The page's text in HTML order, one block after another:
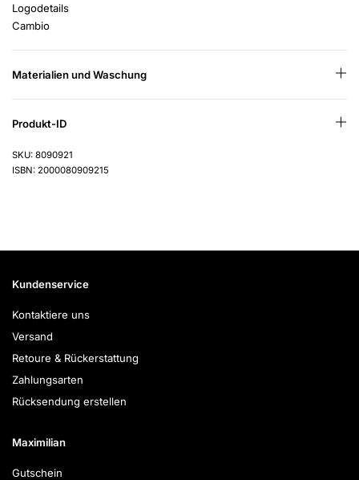
Logodetails
Cambio
Materialien und Waschung
Produkt-ID
SKU: 8090921
ISBN: 2000080909215
Kundenservice
Kontaktiere uns
Versand
Retoure & Rückerstattung
Zahlungsarten
Rücksendung erstellen
Maximilian
Gutschein